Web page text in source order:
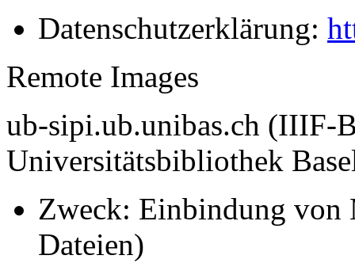
Datenschutzerklärung:
Remote Images
ub-sipi.ub.unibas.ch (IIIF-
Universitätsbibliothek
Zweck: Einbindung
Dateien)